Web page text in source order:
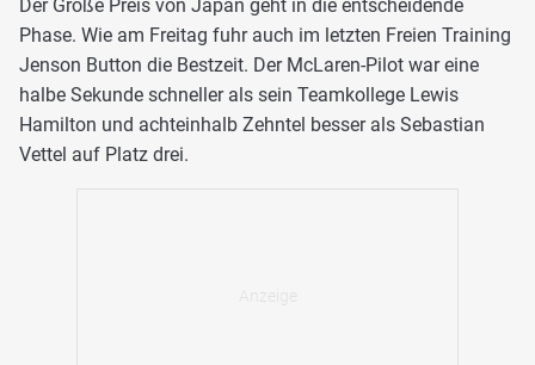
Der Große Preis von Japan geht in die entscheidende
Phase. Wie am Freitag fuhr auch im letzten Freien Training
Jenson Button die Bestzeit. Der McLaren-Pilot war eine
halbe Sekunde schneller als sein Teamkollege Lewis
Hamilton und achteinhalb Zehntel besser als Sebastian
Vettel auf Platz drei.